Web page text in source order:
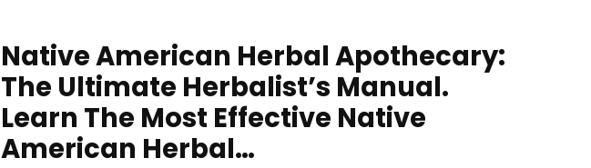
Native American Herbal Apothecary:
The Ultimate Herbalist’s Manual.
Learn The Most Effective Native
American Herbal…